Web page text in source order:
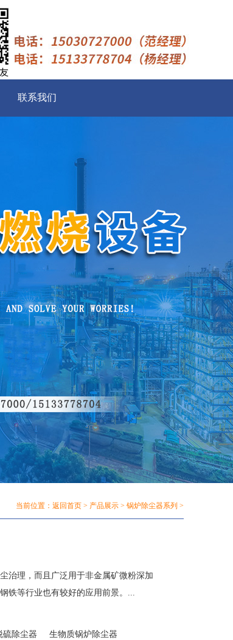
联系我们
当前位置： 返回首页 > 产品展示 > 锅炉除尘器系列 >
治理，而且广泛用于非金属矿微粉深加
铁等行业也有较好的应用前景。...
硫除尘器 生物质锅炉除尘器